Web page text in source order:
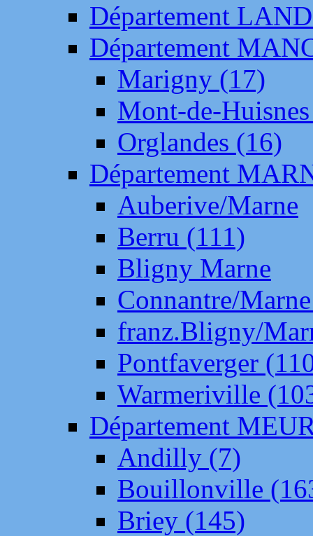
Département
Département
Marigny (17)
Mont-de-
Orglandes (16)
Département
Auberive/Marne
Berru (111)
Bligny Marne
Connantre/
franz.Bligny/
Pontfaverger
Warmeriville
Département
Andilly (7)
Bouillonville
Briey (145)